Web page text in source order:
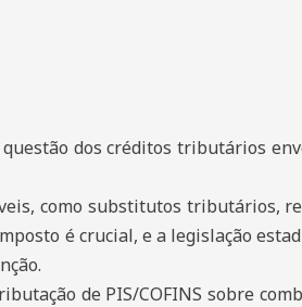
dos créditos tributários
como substitutos tributários,
é crucial, e a legislação
de PIS/COFINS sobre